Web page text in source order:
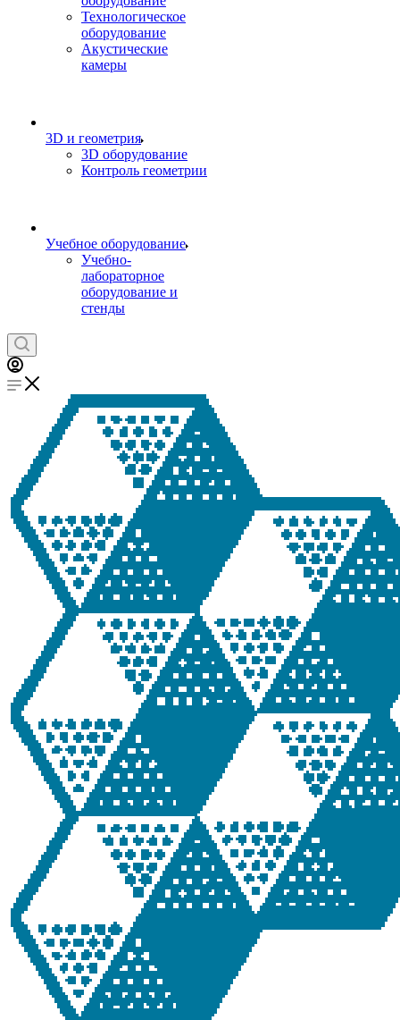
Технологическое
оборудование
Акустические
камеры
3D и геометрия
3D оборудование
Контроль геометрии
Учебное оборудование
Учебно-
лабораторное
оборудование и
стенды